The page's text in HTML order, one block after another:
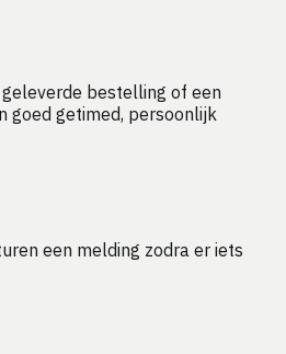
bestelling of een
goed getimed, persoonlijk
een melding zodra er iets